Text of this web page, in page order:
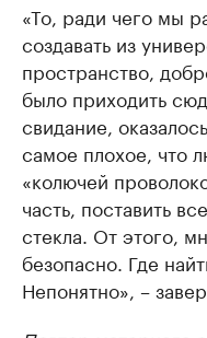
«То, ради чего мы
создавать из
пространство,
было приходить
свидание,
самое плохое, что
«колючей
часть, поставить
стекла. От этого,
безопасно. Где
Непонятно», –